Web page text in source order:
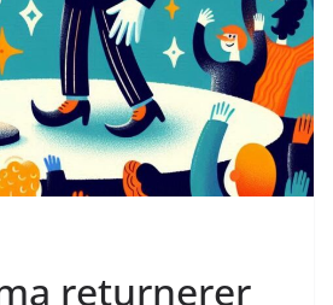
returnerer